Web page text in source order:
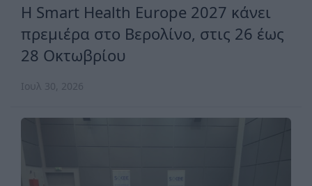
H Smart Health Europe 2027 κάνει
πρεμιέρα στο Βερολίνο, στις 26 έως
28 Οκτωβρίου
Ιουλ 30, 2026